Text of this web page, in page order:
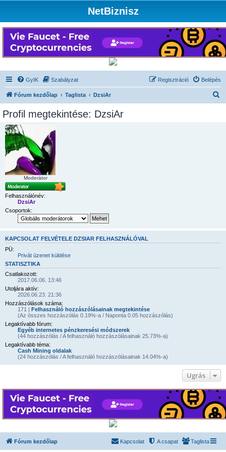
NetBiznisz
GyIK Szabályzat Belépés
Regisztráció
Fórum kezdőlap Taglista DzsiAr
Profil megtekintése: DzsiAr
Moderátor
Felhasználónév:
DzsiAr
Csoportok:
KAPCSOLAT FELVÉTELE DZSIAR FELHASZNÁLÓVAL
PÜ:
Privát üzenet küldése
STATISZTIKA
Csatlakozott:
2017.06.06. 13:46
Utoljára aktív:
2026.06.23. 21:36
Hozzászólások száma:
171 | Felhasználó hozzászólásainak megtekintése
(Az összes hozzászólás 0.19%-a / Naponta 0.05 hozzászólás)
Legaktívabb fórum:
Egyéb internetes pénzkeresési módszerek
(44 hozzászólás / A felhasználó hozzászólásainak 25.73%-a)
Legaktívabb téma:
Cash Mining oldalak
(24 hozzászólás / A felhasználó hozzászólásainak 14.04%-a)
Ugrás
Fórum kezdőlap Taglista
A csapat
Kapcsolat